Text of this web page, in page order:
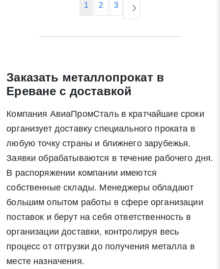
1 2 3
Заказать металлопрокат в
Ереване с доставкой
Компания АвиаПромСталь в кратчайшие сроки
организует доставку специального проката в
любую точку страны и ближнего зарубежья.
Заявки обрабатываются в течение рабочего дня.
В распоряжении компании имеются
собственные склады. Менеджеры обладают
большим опытом работы в сфере организации
поставок и берут на себя ответственность в
организации доставки, контролируя весь
процесс от отгрузки до получения металла в
месте назначения.